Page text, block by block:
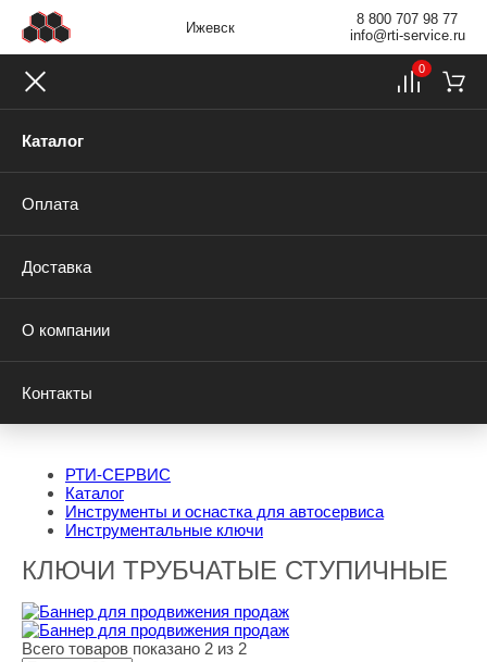
Ижевск
8 800 707 98 77
info@rti-service.ru
Каталог
Оплата
Доставка
О компании
Контакты
0
РТИ-СЕРВИС
Каталог
Инструменты и оснастка для автосервиса
Инструментальные ключи
КЛЮЧИ ТРУБЧАТЫЕ СТУПИЧНЫЕ
Всего товаров показано 2 из 2